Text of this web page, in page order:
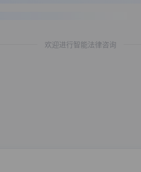
欢迎进行智能法律咨询